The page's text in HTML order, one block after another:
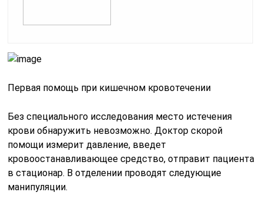
Первая помощь при кишечном кровотечении
Без специального исследования место истечения
крови обнаружить невозможно. Доктор скорой
помощи измерит давление, введет
кровоостанавливающее средство, отправит пациента
в стационар. В отделении проводят следующие
манипуляции.